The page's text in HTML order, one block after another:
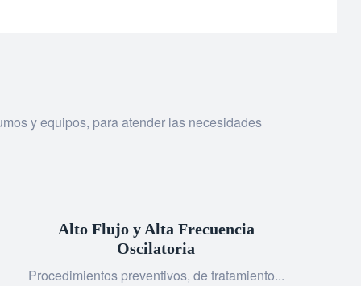
y equipos, para atender las necesidades
Alto Flujo y Alta Frecuencia
Oscilatoria
Procedimientos preventivos, de tratamiento...